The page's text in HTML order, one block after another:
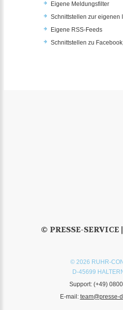
Eigene Meldungsfilter
Schnittstellen zur eigenen
Eigene RSS-Feeds
Schnittstellen zu
© PRESSE-SERVICE |
© 2026 RUHR-
D-45699
Support: (+49)
E-mail: team@presse-